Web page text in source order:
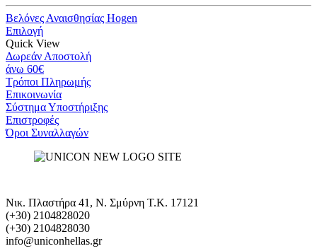
Βελόνες Αναισθησίας Hogen
Επιλογή
Quick View
Δωρεάν Αποστολή
άνω 60€
Τρόποι Πληρωμής
Eπικοινωνία
Σύστημα Υποστήριξης
Επιστροφές
Όροι Συναλλαγών
Νικ. Πλαστήρα 41, Ν. Σμύρνη T.K. 17121
(+30) 2104828020
(+30) 2104828030
info@uniconhellas.gr